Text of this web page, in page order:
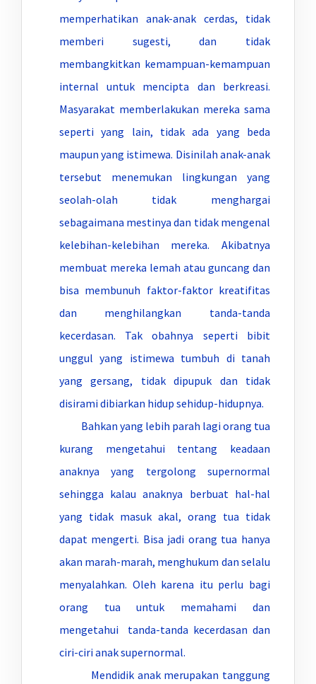
memperhatikan anak-anak cerdas, tidak
memberi sugesti, dan tidak
membangkitkan kemampuan-kemampuan
internal untuk mencipta dan berkreasi.
Masyarakat memberlakukan mereka sama
seperti yang lain, tidak ada yang beda
maupun yang istimewa. Disinilah anak-anak
tersebut menemukan lingkungan yang
seolah-olah tidak menghargai
sebagaimana mestinya dan tidak mengenal
kelebihan-kelebihan mereka. Akibatnya
membuat mereka lemah atau guncang dan
bisa membunuh faktor-faktor kreatifitas
dan menghilangkan tanda-tanda
kecerdasan. Tak obahnya seperti bibit
unggul yang istimewa tumbuh di tanah
yang gersang, tidak dipupuk dan tidak
disirami dibiarkan hidup sehidup-hidupnya.
Bahkan yang lebih parah lagi orang tua
kurang mengetahui tentang keadaan
anaknya yang tergolong supernormal
sehingga kalau anaknya berbuat hal-hal
yang tidak masuk akal, orang tua tidak
dapat mengerti. Bisa jadi orang tua hanya
akan marah-marah, menghukum dan selalu
menyalahkan. Oleh karena itu perlu bagi
orang tua untuk memahami dan
mengetahui tanda-tanda kecerdasan dan
ciri-ciri anak supernormal.
Mendidik anak merupakan tanggung